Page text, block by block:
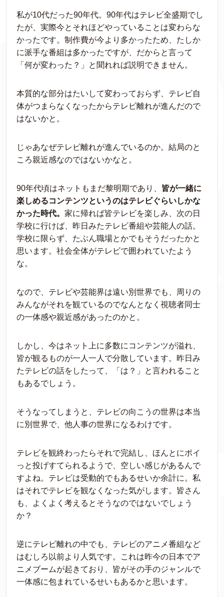
私が10代だった90年代。90年代はテレビ全盛期でし
たが、実際今とそれほどやっていることは変わらな
かったです。制作費が今より多かったため、たしか
に派手な番組は多かったですが、だからと言って
「何が変わった？」と聞れれば説明できません。
本質的な部分はたいして変わっておらず、テレビ自
体がつまらなくなったからテレビ離れが進んだので
はないかと。
じゃあなぜテレビ離れが進んでいるのか。結局のと
ころ親近感なのではないかなと。
90年代頃はネットもまだ黎明期であり、 皆が一緒に
楽しめるコンテンツというのはテレビぐらいしかな
かった時代。 家に帰れば皆テレビを楽しみ、次の日
学校に行けば、昨日みたテレビ番組や芸能人の話。
学校に限らず、たぶん職場とかでもそうだったかと
思います。社会全体がテレビで囲われていたよう
な。
なので、テレビや芸能界は遠い別世界でも、周りの
みんながそれを観ているのでなんとなく視聴者同士
の一体感や親近感があったのかと。
しかし、今はネット上に多数にコンテンツが溢れ、
皆が観るものが一人一人で分散しています。昨日み
たテレビの話をしたって、「は？」と言われること
もあるでしょう。
そうなってしまうと、テレビの向こうの世界は本当
に別世界で、他人事の世界になるわけです。
テレビを観終わったらそれで完結し、ほんとにポイ
っと投げすてられるようで、空しい感じがあるんで
すよね。テレビは受動的でもあるせいか余計に。私
はそれでテレビを観なくなった気がします。皆さん
も、よくよく考えるとそうなのではないでしょう
か？
逆にテレビ離れの中でも、テレビのアニメ番組など
はむしろ以前より人気です。これは昨今の日本でア
ニメブームが起きており、皆がその手のジャンルで
一体感に包まれているせいもあるかと思います。